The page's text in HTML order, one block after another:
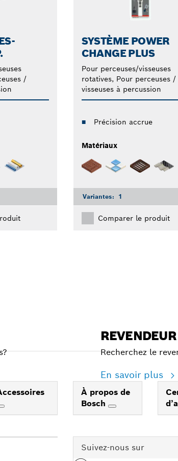
/
SYSTÈME POWER
CHANGE PLUS
Pour perceuses/visseuses
rotatives, Pour perceuses /
visseuses à percussion
Précision accrue
Matériaux
Variantes: 1
Comparer le produit
Recherchez le
En savoir plus
À propos de
Bosch
Suivez-nous sur